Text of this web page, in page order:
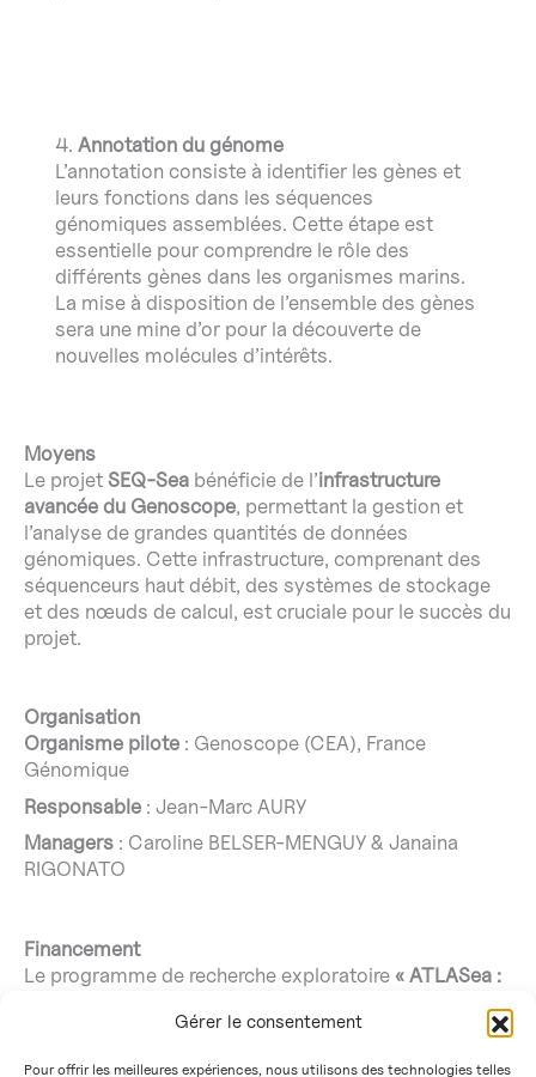
Gérer le consentement
Pour offrir les meilleures expériences, nous utilisons des technologies telles
4. Annotation du génome
L’annotation consiste à identifier les gènes et
leurs fonctions dans les séquences
génomiques assemblées. Cette étape est
essentielle pour comprendre le rôle des
différents gènes dans les organismes marins.
La mise à disposition de l’ensemble des gènes
sera une mine d’or pour la découverte de
nouvelles molécules d’intérêts.
Moyens
Le projet SEQ-Sea bénéficie de l’infrastructure
avancée du Genoscope, permettant la gestion et
l’analyse de grandes quantités de données
génomiques. Cette infrastructure, comprenant des
séquenceurs haut débit, des systèmes de stockage
et des nœuds de calcul, est cruciale pour le succès du
projet.
Organisation
Organisme pilote : Genoscope (CEA), France
Génomique
Responsable : Jean-Marc AURY
Managers : Caroline BELSER-MENGUY & Janaina
RIGONATO
Financement
Le programme de recherche exploratoire « ATLASea :
(ANR-22-EXAT-0003) bénéficient d’une aide de